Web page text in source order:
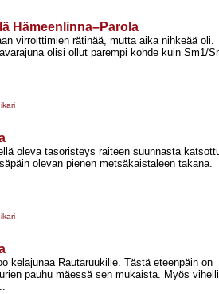
Hämeenlinna–Parola
virroittimien rätinää, mutta aika nihkeää oli.
olisi ollut parempi kohde kuin Sm1/
oleva tasoristeys raiteen suunnasta
olevan pienen metsäkaistaleen takana.
kelajunaa Rautaruukille. Tästä eteenpäin on
pauhu mäessä sen mukaista. Myös